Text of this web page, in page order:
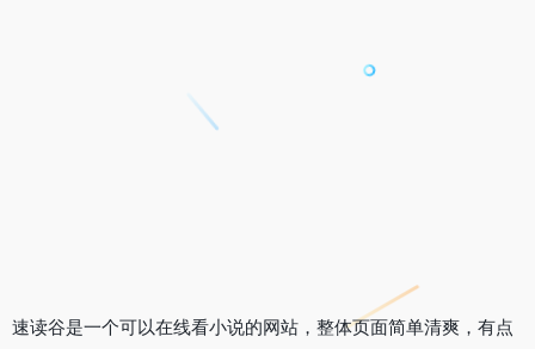
速读谷是一个可以在线看小说的网站，整体页面简单清爽，有点